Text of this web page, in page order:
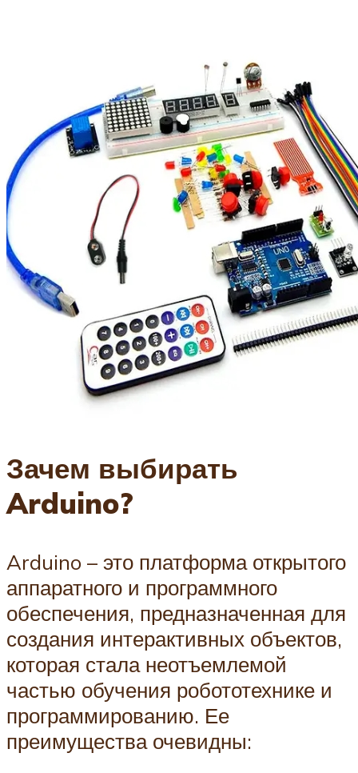
Зачем выбирать
Arduino?
Arduino – это платформа открытого
аппаратного и программного
обеспечения, предназначенная для
создания интерактивных объектов,
которая стала неотъемлемой
частью обучения робототехнике и
программированию. Ее
преимущества очевидны: